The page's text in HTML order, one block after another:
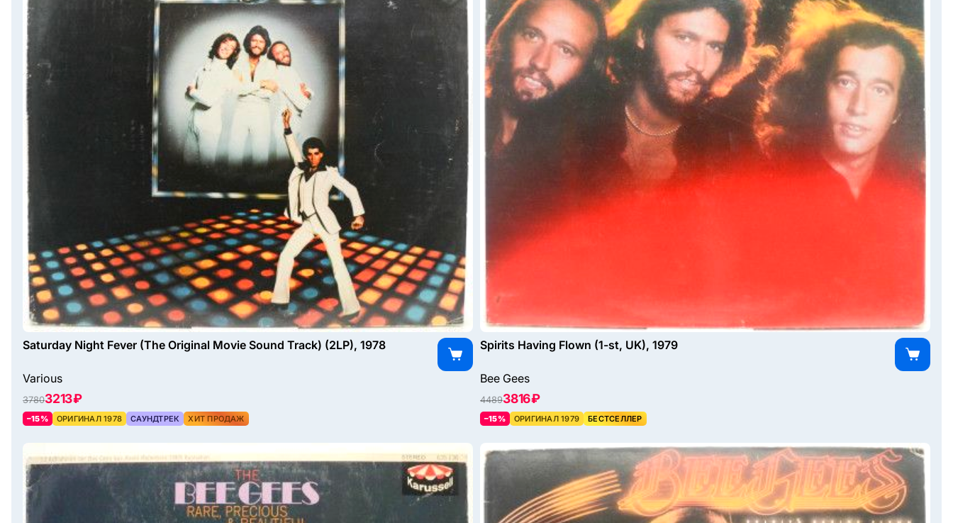
Saturday Night Fever (The Original Movie Sound Track) (2LP), 1978
Various
37803213 ₽
–15% ОРИГИНАЛ 1978 САУНДТРЕК ХИТ ПРОДАЖ
Spirits Having Flown (1-st, UK), 1979
Bee Gees
44893816 ₽
–15% ОРИГИНАЛ 1979 БЕСТСЕЛЛЕР